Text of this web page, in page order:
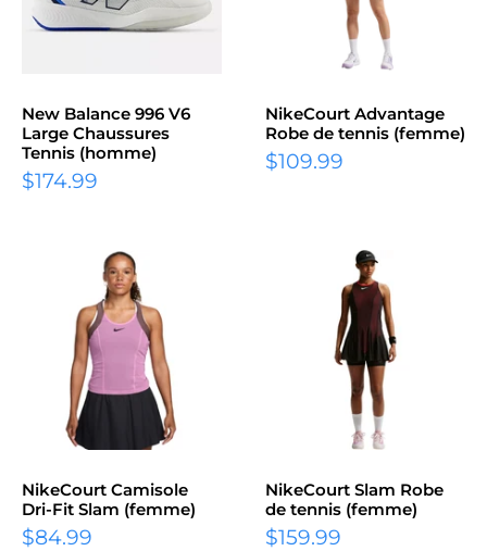
New Balance 996 V6
Large Chaussures
Tennis (homme)
Prix
$174.99
NikeCourt Advantage
Robe de tennis (femme)
Prix
$109.99
NikeCourt Camisole
Dri-Fit Slam (femme)
Prix
$84.99
NikeCourt Slam Robe
de tennis (femme)
Prix
$159.99